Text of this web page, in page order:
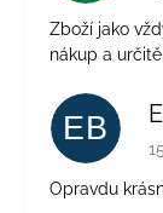
Zboží jako
nákup a
EB
Opravdu